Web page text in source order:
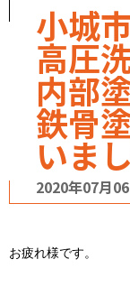
小城
高圧
内部
鉄骨
いま
2020年07月
お疲れ様です。